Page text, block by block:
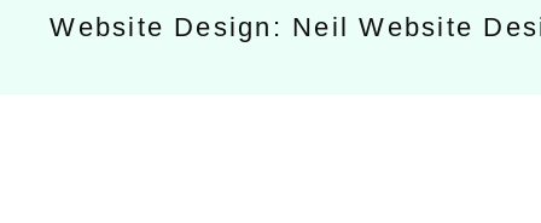
Website Design: Neil Website